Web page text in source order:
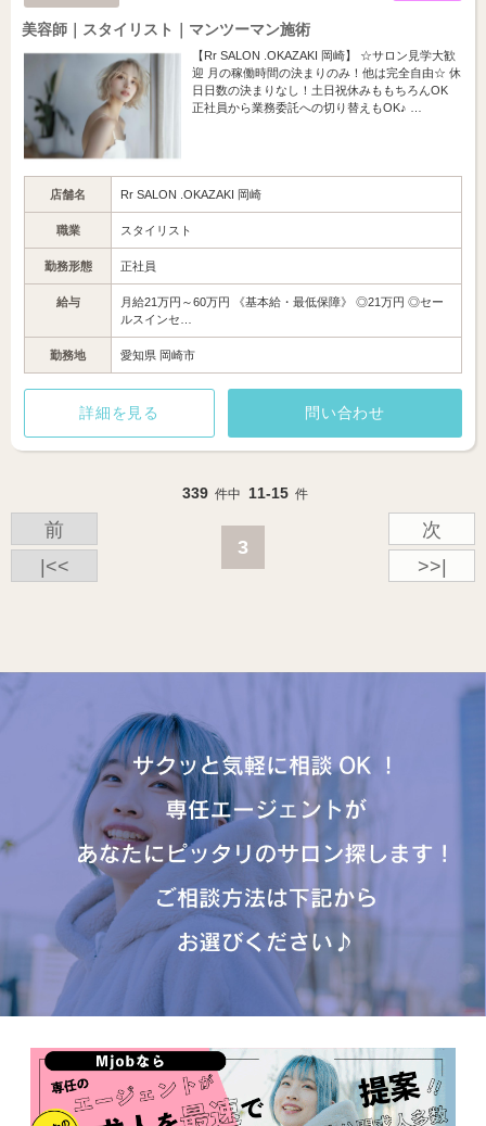
美容師｜スタイリスト｜マンツーマン施術
【Rr SALON .OKAZAKI 岡崎】 ☆サロン見学大歓
迎 月の稼働時間の決まりのみ！他は完全自由☆ 休
日日数の決まりなし！土日祝休みももちろんOK
正社員から業務委託への切り替えもOK♪ …
店舗名 Rr SALON .OKAZAKI 岡崎
職業 スタイリスト
勤務形態 正社員
給与
月給21万円～60万円 《基本給・最低保障》 ◎21万円 ◎セー
ルスインセ…
勤務地 愛知県 岡崎市
詳細を見る 問い合わせ
339 件中 11-15 件
|<<
前
3
次
>>|